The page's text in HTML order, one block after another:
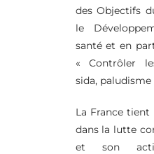
des Objectifs
le
santé et en
« Contrôler
sida,
La France
dans la lutte
et son